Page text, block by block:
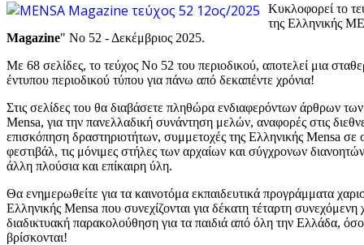
Κυκλοφορεί το
της Ελληνικής
Magazine" Νο 52 - Δεκέμβριος 2025.
Με 68 σελίδες, το τεύχος Νο 52 του περιοδικού, αποτελεί μια
έντυπου περιοδικού τύπου για πάνω από δεκαπέντε χρόνια!
Στις σελίδες του θα διαβάσετε πληθώρα ενδιαφερόντων άρθρων
Mensa, για την πανελλαδική συνάντηση μελών, αναφορές στις
επισκόπηση δραστηριοτήτων, συμμετοχές της Ελληνικής Mensa σε
φεστιβάλ, τις μόνιμες στήλες των αρχαίων και σύγχρονων
άλλη πλούσια και επίκαιρη ύλη.
Θα ενημερωθείτε για τα καινοτόμα εκπαιδευτικά προγράμματα
Ελληνικής Mensa που συνεχίζονται για δέκατη τέταρτη συνεχόμενη
διαδικτυακή παρακολούθηση για τα παιδιά από όλη την Ελλάδα,
βρίσκονται!